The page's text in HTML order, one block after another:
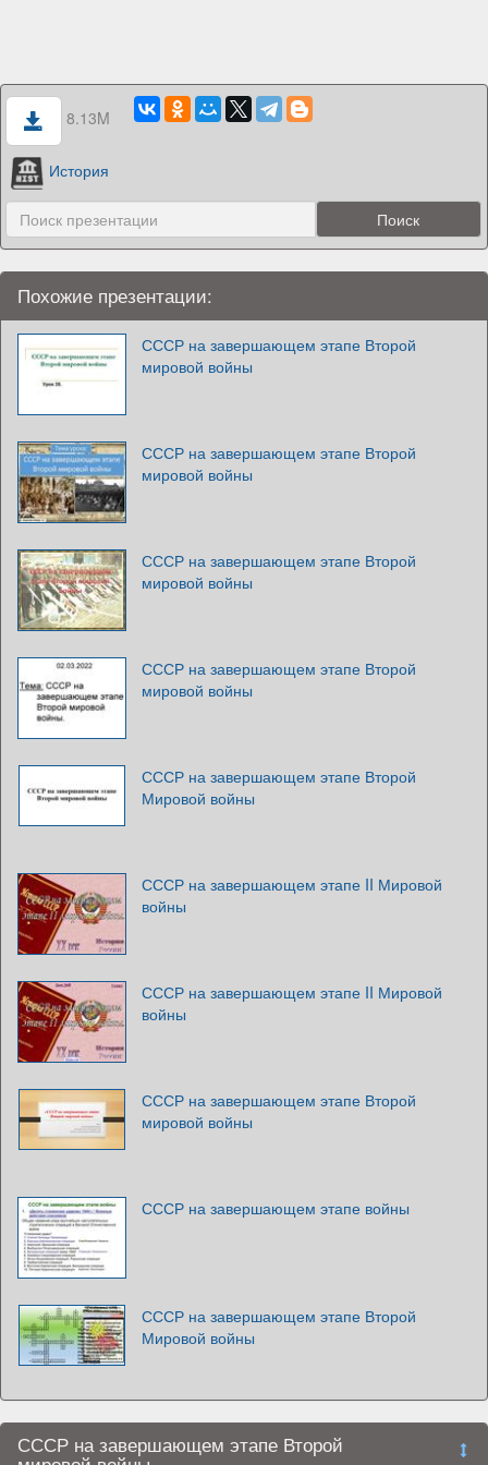
8.13M
История
Похожие презентации:
СССР на завершающем этапе Второй
мировой войны
СССР на завершающем этапе Второй
мировой войны
СССР на завершающем этапе Второй
мировой войны
СССР на завершающем этапе Второй
мировой войны
СССР на завершающем этапе Второй
Мировой войны
СССР на завершающем этапе II Мировой
войны
СССР на завершающем этапе II Мировой
войны
СССР на завершающем этапе Второй
мировой войны
СССР на завершающем этапе войны
СССР на завершающем этапе Второй
Мировой войны
СССР на завершающем этапе Второй